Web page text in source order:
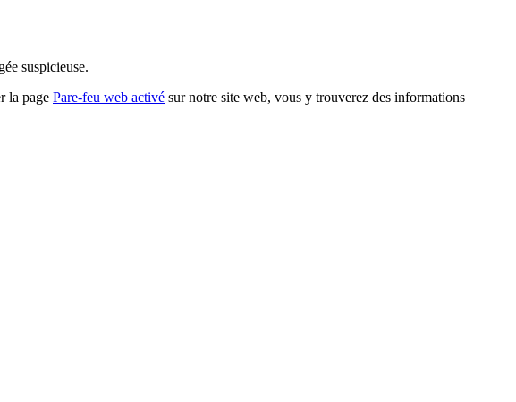
suspicieuse.
la page Pare-feu web activé sur notre site web, vous y trouverez des informations